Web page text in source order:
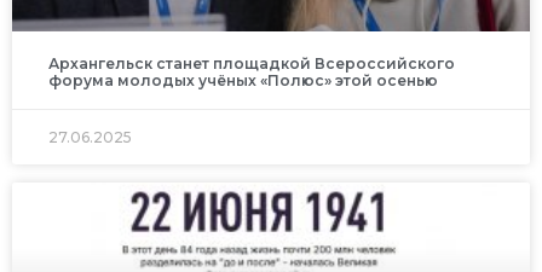
Архангельск станет площадкой Всероссийского
форума молодых учёных «Полюс» этой осенью
27.06.2025